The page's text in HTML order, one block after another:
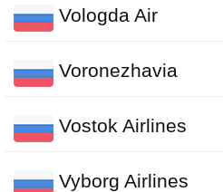
Vologda Air
Voronezhavia
Vostok Airlines
Vyborg Airlines